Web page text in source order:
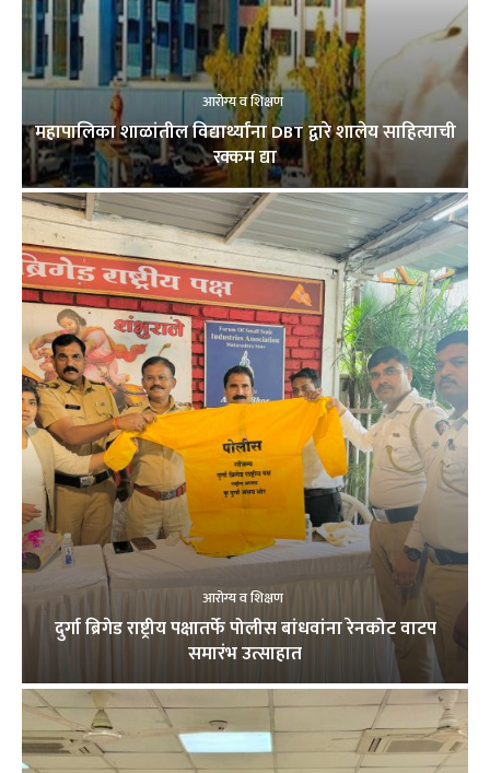
आरोग्य व शिक्षण
महापालिका शाळांतील विद्यार्थ्यांना DBT द्वारे शालेय साहित्याची
रक्कम द्या
आरोग्य व शिक्षण
दुर्गा ब्रिगेड राष्ट्रीय पक्षातर्फे पोलीस बांधवांना रेनकोट वाटप
समारंभ उत्साहात